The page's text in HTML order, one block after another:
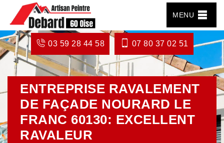
MENU
03 59 28 44 58 07 80 37 02 51
ENTREPRISE RAVALEMENT
DE FAÇADE NOURARD LE
FRANC 60130: EXCELLENT
RAVALEUR